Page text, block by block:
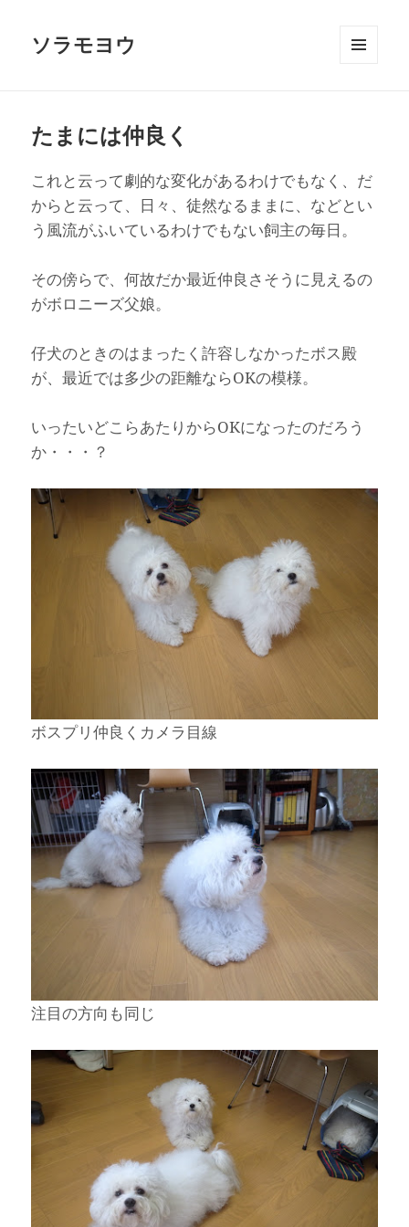
ソラモヨウ
たまには仲良く
これと云って劇的な変化があるわけでもなく、だ
からと云って、日々、徒然なるままに、などとい
う風流がふいているわけでもない飼主の毎日。
その傍らで、何故だか最近仲良さそうに見えるの
がボロニーズ父娘。
仔犬のときのはまったく許容しなかったボス殿
が、最近では多少の距離ならOKの模様。
いったいどこらあたりからOKになったのだろう
か・・・？
ボスプリ仲良くカメラ目線
注目の方向も同じ